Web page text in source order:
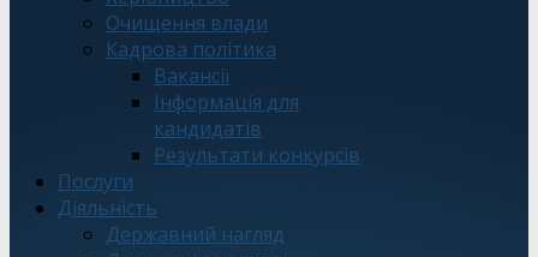
Очищення влади
Кадрова політика
Вакансії
Інформація для
кандидатів
Результати конкурсів
Послуги
Діяльність
Державний нагляд